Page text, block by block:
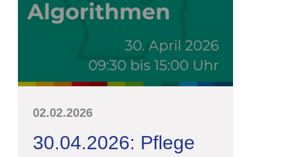
02.02.2026
30.04.2026: Pflege